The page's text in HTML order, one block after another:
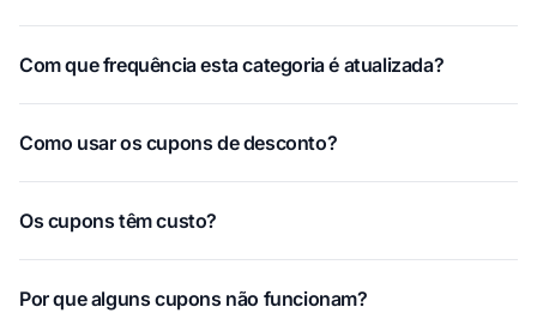
Com que frequência esta categoria é atualizada?
Como usar os cupons de desconto?
Os cupons têm custo?
Por que alguns cupons não funcionam?